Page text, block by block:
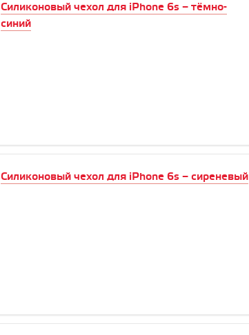
Силиконовый чехол для iPhone 6s – тёмно-
синий
Силиконовый чехол для iPhone 6s – сиреневый